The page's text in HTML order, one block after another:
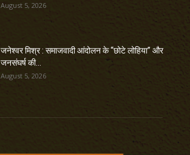
August 5, 2026
जनेश्वर मिश्र : समाजवादी आंदोलन के “छोटे लोहिया” और
जनसंघर्ष की...
August 5, 2026